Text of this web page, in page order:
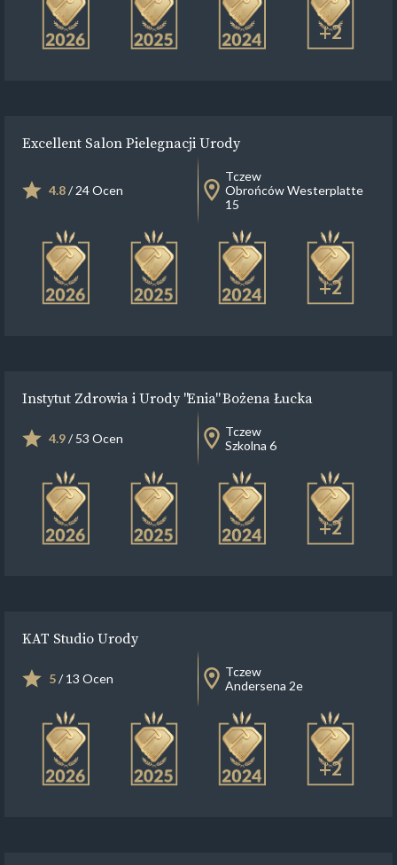
+2
Excellent Salon Pielegnacji Urody
4.8/ 24 Ocen
Tczew
Obrońców Westerplatte
15
+2
Instytut Zdrowia i Urody "Enia" Bożena Łucka
4.9/ 53 Ocen
Tczew
Szkolna 6
+2
KAT Studio Urody
5/ 13 Ocen
Tczew
Andersena 2e
+2